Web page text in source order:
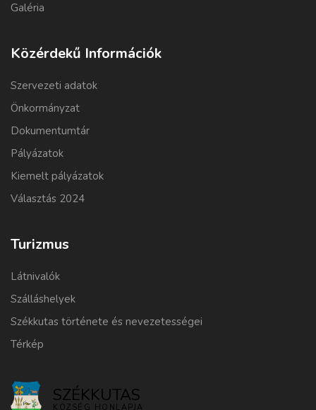
Galéria
Közérdekű Információk
Szervezeti adatok
Önkormányzat
Dokumentumtár
Pályázatok
Kiemelt pályázatok
Választás 2024
Turizmus
Látnivalók
Szálláshelyek
Székkutas története és nevezetességei
Térkép
SZÉKKUTAS
KÖZSÉG HONLAPJA